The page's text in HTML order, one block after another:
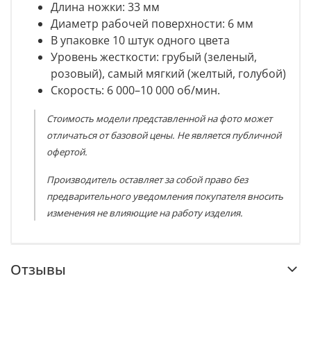
Длина ножки: 33 мм
Диаметр рабочей поверхности: 6 мм
В упаковке 10 штук одного цвета
Уровень жесткости: грубый (зеленый,
розовый), самый мягкий (желтый, голубой)
Скорость: 6 000–10 000 об/мин.
Стоимость модели представленной на фото может
отличаться от базовой цены. Не является публичной
офертой.
Производитель оставляет за собой право без
предварительного уведомления покупателя вносить
изменения не влияющие на работу изделия.
Отзывы